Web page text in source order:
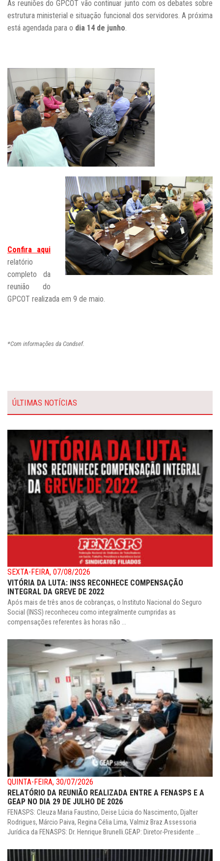
As reuniões do GPCOT vão continuar junto com os debates sobre
estrutura ministerial e situação funcional dos servidores. A próxima
está agendada para o dia 14 de junho
Confira aqui
relatório
completo da
reunião do
GPCOT realizada em 9 de maio.
*Com informações da Condsef.
ÚLTIMAS NOTÍCIAS
SEXTA-FEIRA, 07/08/2026
VITÓRIA DA LUTA: INSS RECONHECE COMPENSAÇÃO
INTEGRAL DA GREVE DE 2022
Após mais de três anos de cobranças, o Instituto Nacional do Seguro
Social (INSS) reconheceu como integralmente cumpridas as
compensações referentes às horas não ...
QUINTA-FEIRA, 30/07/2026
RELATÓRIO DA REUNIÃO REALIZADA ENTRE A FENASPS E A
GEAP NO DIA 29 DE JULHO DE 2026
FENASPS: Cleuza Maria Faustino, Deise Lúcia do Nascimento, Djalter
Rodrigues, Márcio Paiva, Regina Célia Lima, Valmiz Braz.Assessoria
Jurídica da FENASPS: Dr. Henrique Brunelli.GEAP: Diretor-Presidente ...